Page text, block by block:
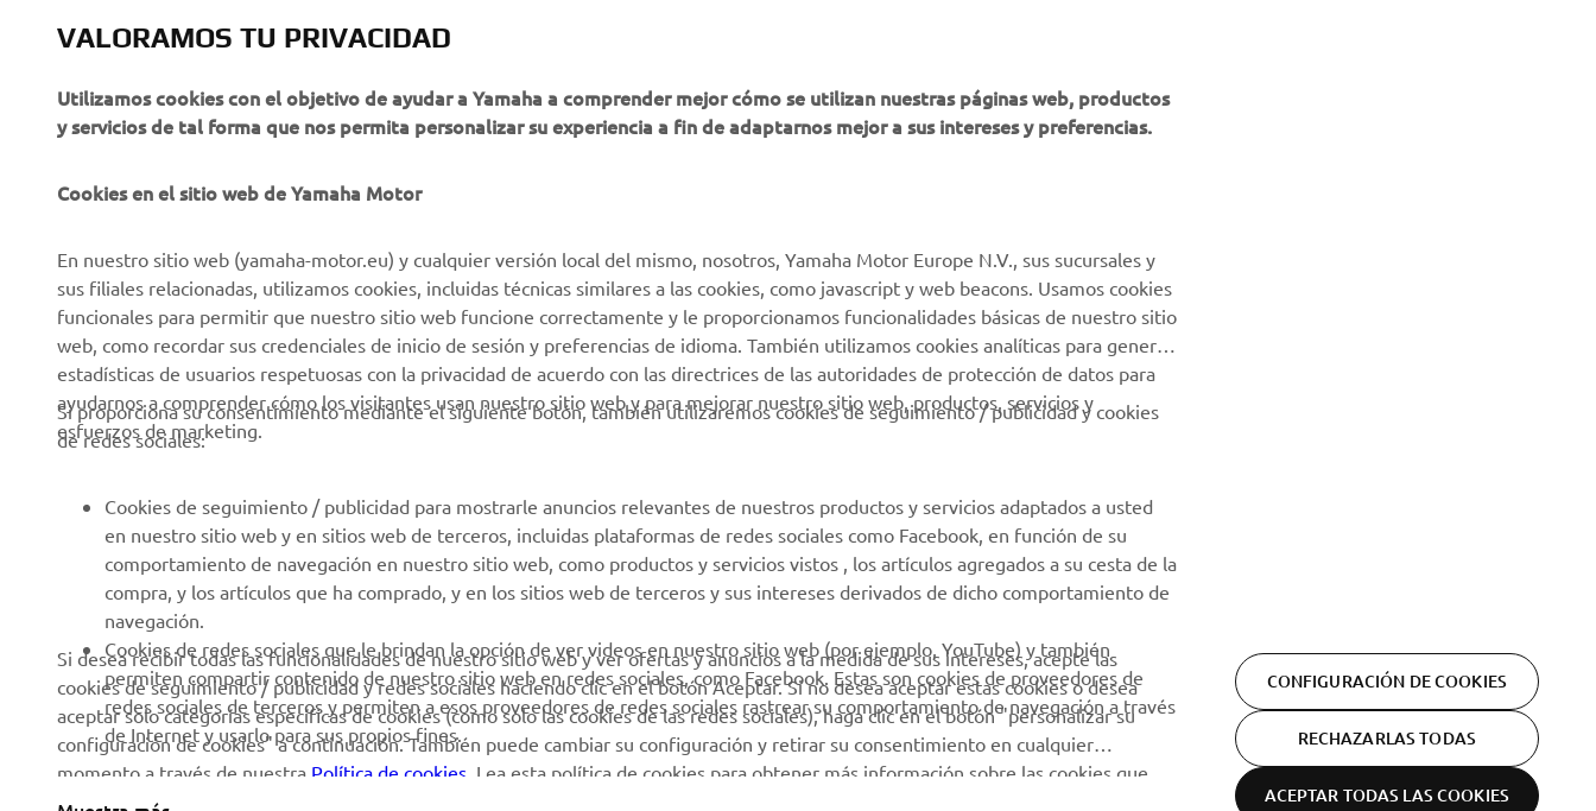
Últimas Noticias
Blog
Eventos
Notas de Prensa
Catálogos
Política de derechos
humanos
Política Básica de
Sostenibilidad
Canal de denuncias
Informe Público País por
Sistemas eBike
Cuerpos de Seguridad
Golf / Buggys B2B
Equipos de Intervención
Rápida
Robotics
Asociaciones
Portal de Información
independientes
Ficha de datos de
seguridad de Yamalube
Yamaha Music
Yamaha Racing
Yamaha Motor Global
Aplicaciones móviles
Soporte de la tienda
virtual
Catálogo de piezas
Localizador de
Concesionarios
Gestión de Baterías
Usadas
Lea nuestra Política de Privacidad para saber cómo procesamos
sus datos personales:
VALORAMOS TU PRIVACIDAD
Utilizamos cookies con el objetivo de ayudar a Yamaha a comprender mejor cómo se utilizan nuestras páginas web, productos
y servicios de tal forma que nos permita personalizar su experiencia a fin de adaptarnos mejor a sus intereses y preferencias.
Cookies en el sitio web de Yamaha Motor
En nuestro sitio web (yamaha-motor.eu) y cualquier versión local del mismo, nosotros, Yamaha Motor Europe N.V., sus sucursales y
sus filiales relacionadas, utilizamos cookies, incluidas técnicas similares a las cookies, como javascript y web beacons. Usamos cookies
funcionales para permitir que nuestro sitio web funcione correctamente y le proporcionamos funcionalidades básicas de nuestro sitio
web, como recordar sus credenciales de inicio de sesión y preferencias de idioma. También utilizamos cookies analíticas para generar
estadísticas de usuarios respetuosas con la privacidad de acuerdo con las directrices de las autoridades de protección de datos para
ayudarnos a comprender cómo los visitantes usan nuestro sitio web y para mejorar nuestro sitio web, productos, servicios y
esfuerzos de marketing.
Si proporciona su consentimiento mediante el siguiente botón, también utilizaremos cookies de seguimiento / publicidad y cookies
de redes sociales:
Cookies de seguimiento / publicidad para mostrarle anuncios relevantes de nuestros productos y servicios adaptados a usted
en nuestro sitio web y en sitios web de terceros, incluidas plataformas de redes sociales como Facebook, en función de su
comportamiento de navegación en nuestro sitio web, como productos y servicios vistos , los artículos agregados a su cesta de la
compra, y los artículos que ha comprado, y en los sitios web de terceros y sus intereses derivados de dicho comportamiento de
navegación.
Cookies de redes sociales que le brindan la opción de ver videos en nuestro sitio web (por ejemplo, YouTube) y también
permiten compartir contenido de nuestro sitio web en redes sociales, como Facebook. Estas son cookies de proveedores de
redes sociales de terceros y permiten a esos proveedores de redes sociales rastrear su comportamiento de navegación a través
de Internet y usarlo para sus propios fines.
Si desea recibir todas las funcionalidades de nuestro sitio web y ver ofertas y anuncios a la medida de sus intereses, acepte las
cookies de seguimiento / publicidad y redes sociales haciendo clic en el botón Aceptar. Si no desea aceptar estas cookies o desea
aceptar solo categorías específicas de cookies (como solo las cookies de las redes sociales), haga clic en el botón "personalizar su
configuración de cookies" a continuación. También puede cambiar su configuración y retirar su consentimiento en cualquier
momento a través de nuestra Política de cookies . Lea esta política de cookies para obtener más información sobre las cookies que
Muestra más
CONFIGURACIÓN DE COOKIES
RECHAZARLAS TODAS
ACEPTAR TODAS LAS COOKIES